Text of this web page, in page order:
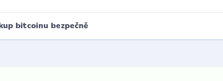
bitcoinu bezpečně